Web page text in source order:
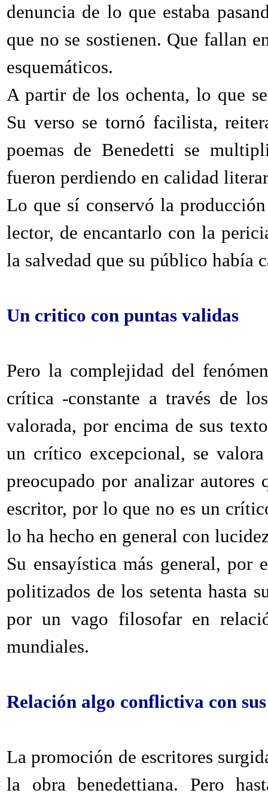
denuncia de lo que estaba
que no se sostienen. Que fallan
esquemáticos.
A partir de los ochenta, lo que
Su verso se tornó facilista,
poemas de Benedetti se
fueron perdiendo en calidad
Lo que sí conservó la
lector, de encantarlo con la
la salvedad que su público había
Un critico con puntas validas
Pero la complejidad del
crítica -constante a través de
valorada, por encima de sus
un crítico excepcional, se
preocupado por analizar autores
escritor, por lo que no es un
lo ha hecho en general con
Su ensayística más general, por
politizados de los setenta hasta
por un vago filosofar en
mundiales.
Relación algo conflictiva con
La promoción de escritores
la obra benedettiana. Pero